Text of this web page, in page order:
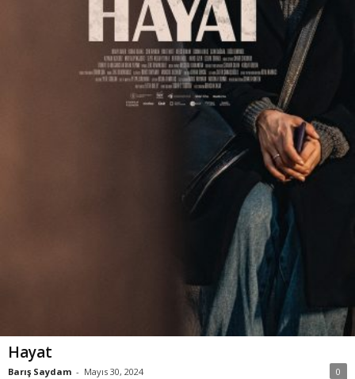
Hayat
Barış Saydam - Mayıs 30, 2024 0